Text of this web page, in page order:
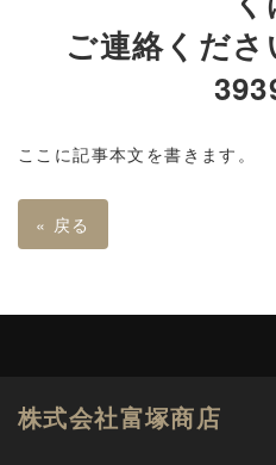
ご連絡くだ
ここに記事本文を書きます。
« 戻る
株式会社富塚商店